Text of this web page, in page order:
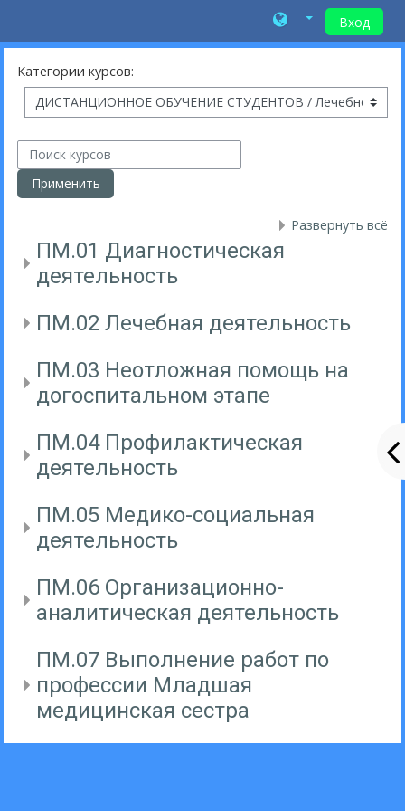
Перейти к основному содержанию
Вход
Категории курсов:
Поиск курсов
Применить
Развернуть всё
ПМ.01 Диагностическая
деятельность
ПМ.02 Лечебная деятельность
ПМ.03 Неотложная помощь на
догоспитальном этапе
ПМ.04 Профилактическая
деятельность
ПМ.05 Медико-социальная
деятельность
ПМ.06 Организационно-
аналитическая деятельность
ПМ.07 Выполнение работ по
профессии Младшая
медицинская сестра